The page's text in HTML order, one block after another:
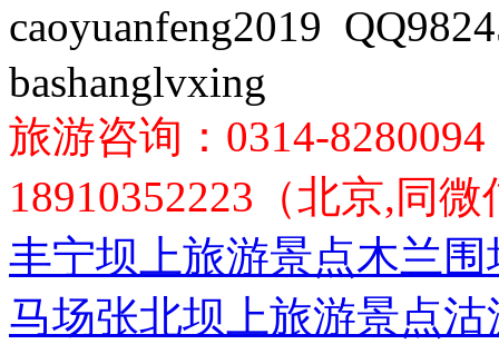
caoyuanfeng2019
bashanglvxing
旅游咨询：0314-
18910352223（北京,同微
丰宁坝上旅游景点木兰围
马场张北坝上旅游景点沽